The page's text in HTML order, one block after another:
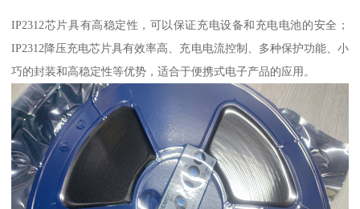
IP2312芯片具有高稳定性，可以保证充电设备和充电电池的安全；
IP2312降压充电芯片具有效率高、充电电流控制、多种保护功能、小
巧的封装和高稳定性等优势，适合于便携式电子产品的应用。